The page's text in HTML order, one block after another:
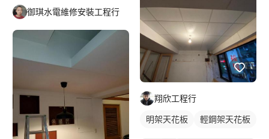
御琪水電維修安裝工程行
翔欣工程行
明架天花板 輕鋼架天花板